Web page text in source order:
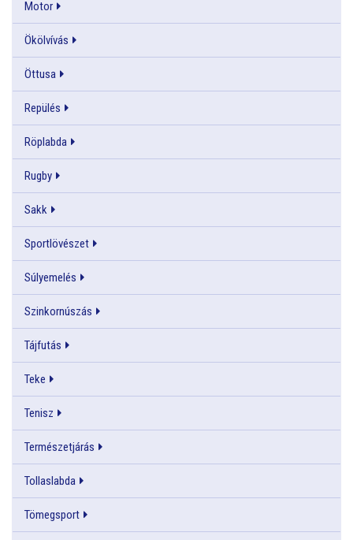
Motor
Ökölvívás
Öttusa
Repülés
Röplabda
Rugby
Sakk
Sportlövészet
Súlyemelés
Szinkornúszás
Tájfutás
Teke
Tenisz
Természetjárás
Tollaslabda
Tömegsport